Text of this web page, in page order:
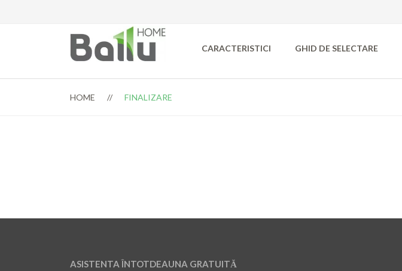
CARACTERISTICI GHID DE SELECTARE
HOME FINALIZARE
ASISTENTA ÎNTOTDEAUNA GRATUITĂ